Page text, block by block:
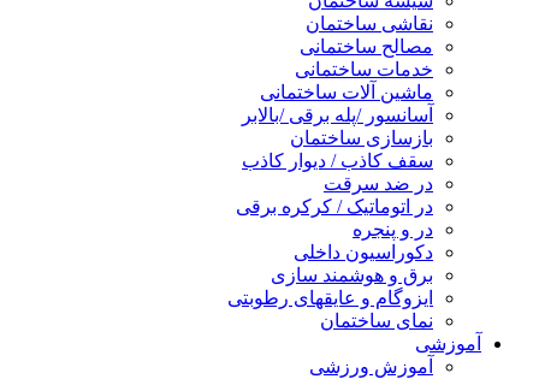
نقاشی ساختمان
مصالح ساختمانی
خدمات ساختمانی
ماشین آلات ساختمانی
آسانسور /پله برقی /بالابر
بازسازی ساختمان
سقف کاذب / دیوار کاذب
در ضد سرقت
در اتوماتیک / کرکره برقی
در و پنجره
دکوراسیون داخلی
برق و هوشمند سازی
ایزوگام و عایقهای رطوبتی
نمای ساختمان
آموزشی
آموزش ورزشی